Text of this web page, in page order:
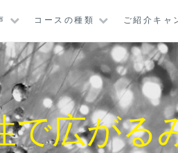
コースの種類 ご紹介キャ
で広がる